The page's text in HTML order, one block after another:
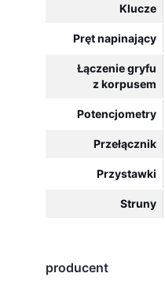
Klucze
Pręt napinający
Łączenie gryfu
z korpusem
Potencjometry
Przełącznik
Przystawki
Struny
producent